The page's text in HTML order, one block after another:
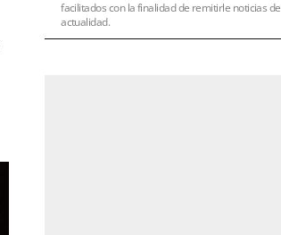
facilitados con la finalidad de remitirle noticias de
actualidad.